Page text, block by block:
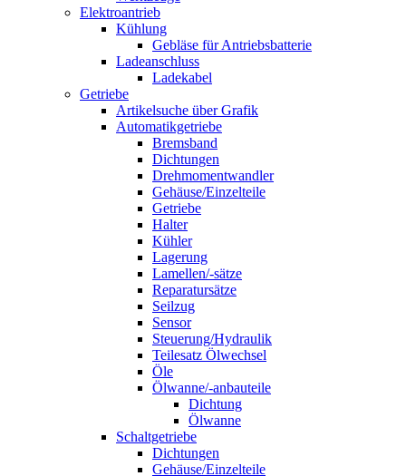
Elektroantrieb
Kühlung
Gebläse für Antriebsbatterie
Ladeanschluss
Ladekabel
Getriebe
Artikelsuche über Grafik
Automatikgetriebe
Bremsband
Dichtungen
Drehmomentwandler
Gehäuse/Einzelteile
Getriebe
Halter
Kühler
Lagerung
Lamellen/-sätze
Reparatursätze
Seilzug
Sensor
Steuerung/Hydraulik
Teilesatz Ölwechsel
Öle
Ölwanne/-anbauteile
Dichtung
Ölwanne
Schaltgetriebe
Dichtungen
Gehäuse/Einzelteile